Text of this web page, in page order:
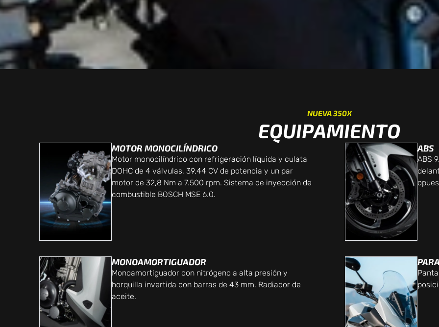
NUEVA 350X
EQUIPAMIENTO
MOTOR MONOCILÍNDRICO
Motor monocilíndrico con refrigeración líquida y culata
DOHC de 4 válvulas, 39,44 CV de potencia y un par
motor de 32,8 Nm a 7.500 rpm. Sistema de inyección de
combustible BOSCH MSE 6.0.
ABS
ABS
MONOAMORTIGUADOR
Monoamortiguador con nitrógeno a alta presión y
horquilla invertida con barras de 43 mm. Radiador de
aceite.